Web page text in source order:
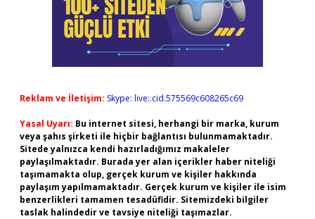
Reklam ve İletişim: Skype: live:.cid.575569c608265c69
Yasal Uyarı: Bu internet sitesi, herhangi bir marka, kurum
veya şahıs şirketi ile hiçbir bağlantısı bulunmamaktadır.
Sitede yalnızca kendi hazırladığımız makaleler
paylaşılmaktadır. Burada yer alan içerikler haber niteliği
taşımamakta olup, gerçek kurum ve kişiler hakkında
paylaşım yapılmamaktadır. Gerçek kurum ve kişiler ile isim
benzerlikleri tamamen tesadüfidir. Sitemizdeki bilgiler
taslak halindedir ve tavsiye niteliği taşımazlar.